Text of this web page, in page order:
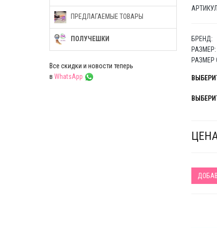
БРЕНД:
РАЗМЕР:
РАЗМЕР
ПРЕДЛАГАЕМЫЕ ТОВАРЫ
ПОЛУЧЕШКИ
Все скидки и новости теперь
в WhatsApp